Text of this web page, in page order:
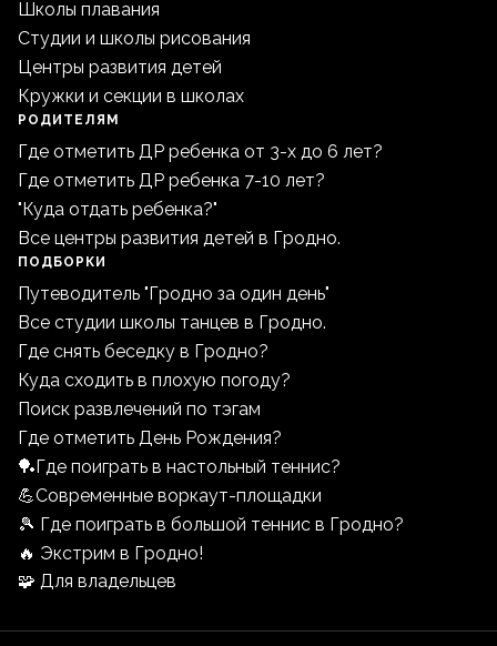
Школы плавания
Студии и школы рисования
Центры развития детей
Кружки и секции в школах
РОДИТЕЛЯМ
Где отметить ДР ребенка от 3-х до 6 лет?
Где отметить ДР ребенка 7-10 лет?
"Куда отдать ребенка?"
Все центры развития детей в Гродно.
ПОДБОРКИ
Путеводитель "Гродно за один день"
Все студии школы танцев в Гродно.
Где снять беседку в Гродно?
Куда сходить в плохую погоду?
Поиск развлечений по тэгам
Где отметить День Рождения?
🏓Где поиграть в настольный теннис?
💪Современные воркаут-площадки
🎾 Где поиграть в большой теннис в Гродно?
🔥 Экстрим в Гродно!
🧩 Для владельцев